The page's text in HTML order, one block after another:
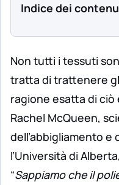
Indice dei
Non tutti i tessuti
tratta di trattenere
ragione esatta di ciò
Rachel McQueen,
dell’abbigliamento e
l’Università di
“Sappiamo che il